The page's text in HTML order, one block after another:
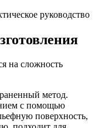
на сложность
метод.
с помощью
поверхность,